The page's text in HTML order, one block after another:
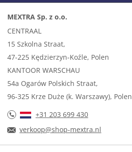
MEXTRA Sp. z o.o.
CENTRAAL
15 Szkolna Straat,
47-225 Kędzierzyn-Koźle, Polen
KANTOOR WARSCHAU
54a Ogarów Polskich Straat,
96-325 Krze Duże (k. Warszawy), Polen
+31 203 699 430
verkoop@shop-mextra.nl